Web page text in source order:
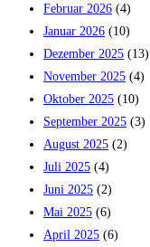
Februar 2026 (4)
Januar 2026 (10)
Dezember 2025 (13)
November 2025 (4)
Oktober 2025 (10)
September 2025 (3)
August 2025 (2)
Juli 2025 (4)
Juni 2025 (2)
Mai 2025 (6)
April 2025 (6)